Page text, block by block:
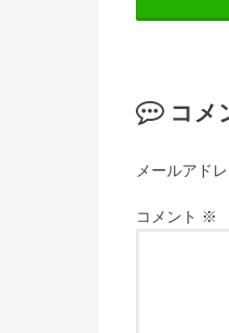
コメ
メールアド
コメント ※